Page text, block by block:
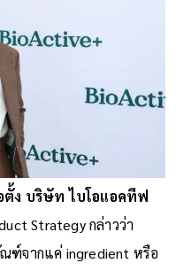
ง บริษัท ไบโอแอคทีฟ
Strategy กล่าวว่า
ฑ์จากแค่ ingredient หรือ